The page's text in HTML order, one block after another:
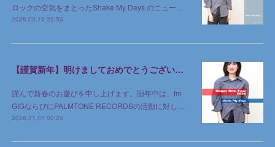
ロックの空気をまとったShake My Days のニュー…
2026.03.19 22:53
【謹賀新年】明けましておめでとうございます
謹んで新春のお慶びを申し上げます。旧年中は、fm
GIGならびにPALMTONE RECORDSの活動に対し…
2026.01.01 00:25